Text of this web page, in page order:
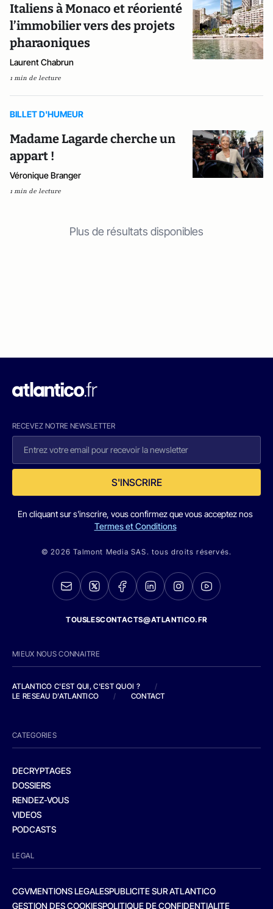
Italiens à Monaco et réorienté
l’immobilier vers des projets
pharaoniques
Laurent Chabrun
1 min de lecture
BILLET D'HUMEUR
Madame Lagarde cherche un
appart !
Véronique Branger
1 min de lecture
Plus de résultats disponibles
RECEVEZ NOTRE NEWSLETTER
S'INSCRIRE
En cliquant sur s'inscrire, vous confirmez que vous acceptez nos
Termes et Conditions
© 2026 Talmont Media SAS. tous droits réservés.
TOUSLESCONTACTS@ATLANTICO.FR
MIEUX NOUS CONNAITRE
ATLANTICO C'EST QUI, C'EST QUOI ?
/
LE RESEAU D'ATLANTICO
/ CONTACT
CATEGORIES
DECRYPTAGES
DOSSIERS
RENDEZ-VOUS
VIDEOS
PODCASTS
LEGAL
CGVMENTIONS LEGALESPUBLICITE SUR ATLANTICO
GESTION DES COOKIESPOLITIQUE DE CONFIDENTIALITE